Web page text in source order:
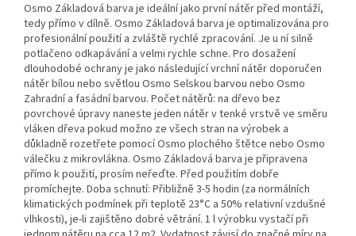
Osmo Základová barva je ideální jako první nátěr před montáží,
tedy přímo v dílně. Osmo Základová barva je optimalizována pro
profesionální použití a zvláště rychlé zpracování. Je u ní silně
potlačeno odkapávání a velmi rychle schne. Pro dosažení
dlouhodobé ochrany je jako následující vrchní nátěr doporučen
nátěr bílou nebo světlou Osmo Selskou barvou nebo Osmo
Zahradní a fasádní barvou. Počet nátěrů: na dřevo bez
povrchové úpravy naneste jeden nátěr v tenké vrstvě ve směru
vláken dřeva pokud možno ze všech stran na výrobek a
důkladně rozetřete pomocí Osmo plochého štětce nebo Osmo
válečku z mikrovlákna. Osmo Základová barva je připravena
přímo k použití, prosím neřeďte. Před použitím dobře
promíchejte. Doba schnutí: Přibližně 3-5 hodin (za normálních
klimatických podmínek při teplotě 23°C a 50% relativní vzdušné
vlhkosti), je-li zajištěno dobré větrání. 1 l výrobku vystačí při